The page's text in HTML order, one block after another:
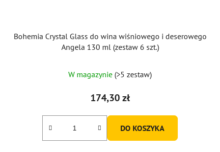
Bohemia Crystal Glass do wina wiśniowego i deserowego
Angela 130 ml (zestaw 6 szt.)
ocena
produktu
5,0
W magazynie (>5 zestaw)
174,30 zł
DO KOSZYKA